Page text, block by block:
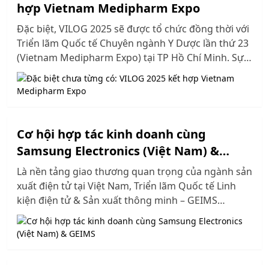
hợp Vietnam Medipharm Expo
Đặc biệt, VILOG 2025 sẽ được tổ chức đồng thời với
Triển lãm Quốc tế Chuyên ngành Y Dược lần thứ 23
(Vietnam Medipharm Expo) tại TP Hồ Chí Minh. Sự
kết hợp này mang lại cơ hội đặc biệt cho các doanh
nghiệp tham gia hai sự kiện tìm hiểu lẫn nhau, tìm
kiếm đối tác tiềm năng và tối ưu hoá quy trình
Cơ hội hợp tác kinh doanh cùng
Samsung Electronics (Việt Nam) &
GEIMS
Là nền tảng giao thương quan trọng của ngành sản
xuất điện tử tại Việt Nam, Triển lãm Quốc tế Linh
kiện điện tử & Sản xuất thông minh – GEIMS
VIETNAM đã thu hút nhiều doanh nghiệp sản xuất
hàng đầu trong nước như Samsung Electronics Việt